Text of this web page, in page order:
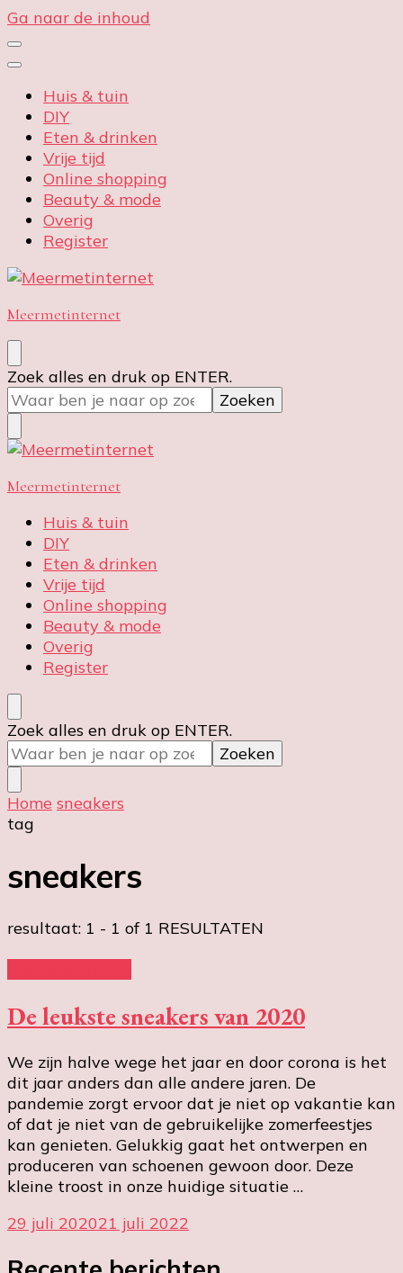
Ga naar de inhoud
Huis & tuin
DIY
Eten & drinken
Vrije tijd
Online shopping
Beauty & mode
Overig
Register
Meermetinternet
Op
zoek
naar
iets?
Zoek alles en druk op ENTER.
Meermetinternet
Huis & tuin
DIY
Eten & drinken
Vrije tijd
Online shopping
Beauty & mode
Overig
Register
Op
zoek
naar
iets?
Zoek alles en druk op ENTER.
Home sneakers
tag
sneakers
resultaat: 1 - 1 of 1 RESULTATEN
De leukste sneakers van 2020
We zijn halve wege het jaar en door corona is het
dit jaar anders dan alle andere jaren. De
pandemie zorgt ervoor dat je niet op vakantie kan
of dat je niet van de gebruikelijke zomerfeestjes
kan genieten. Gelukkig gaat het ontwerpen en
produceren van schoenen gewoon door. Deze
kleine troost in onze huidige situatie …
29 juli 202021 juli 2022